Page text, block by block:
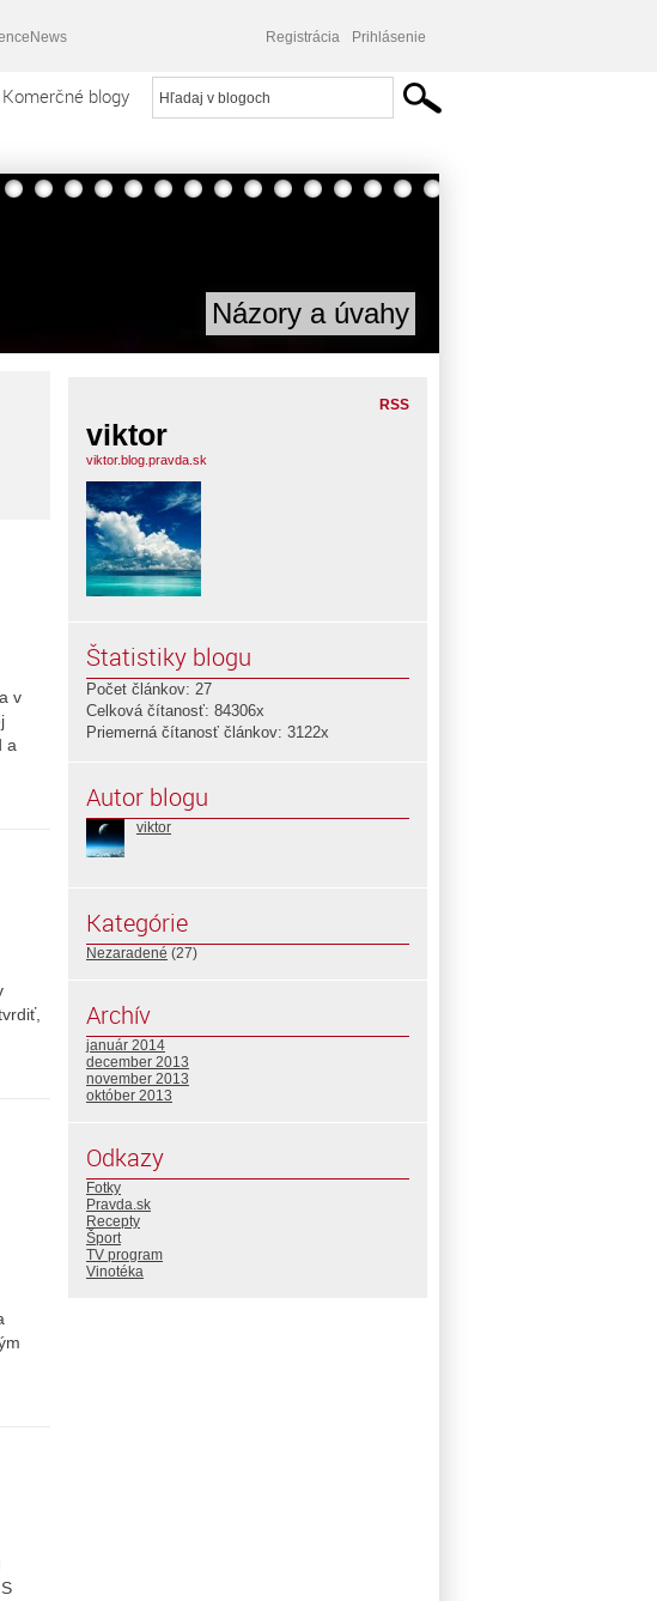
Registrácia Prihlásenie
Komerčné blogy
Názory a úvahy
v
a
RSS
viktor
viktor.blog.pravda.sk
Štatistiky blogu
Počet článkov: 27
Celková čítanosť: 84306x
Priemerná čítanosť článkov: 3122x
Autor blogu
viktor
Kategórie
Nezaradené (27)
Archív
január 2014
december 2013
november 2013
október 2013
Odkazy
Fotky
Pravda.sk
Recepty
Šport
TV program
Vinotéka